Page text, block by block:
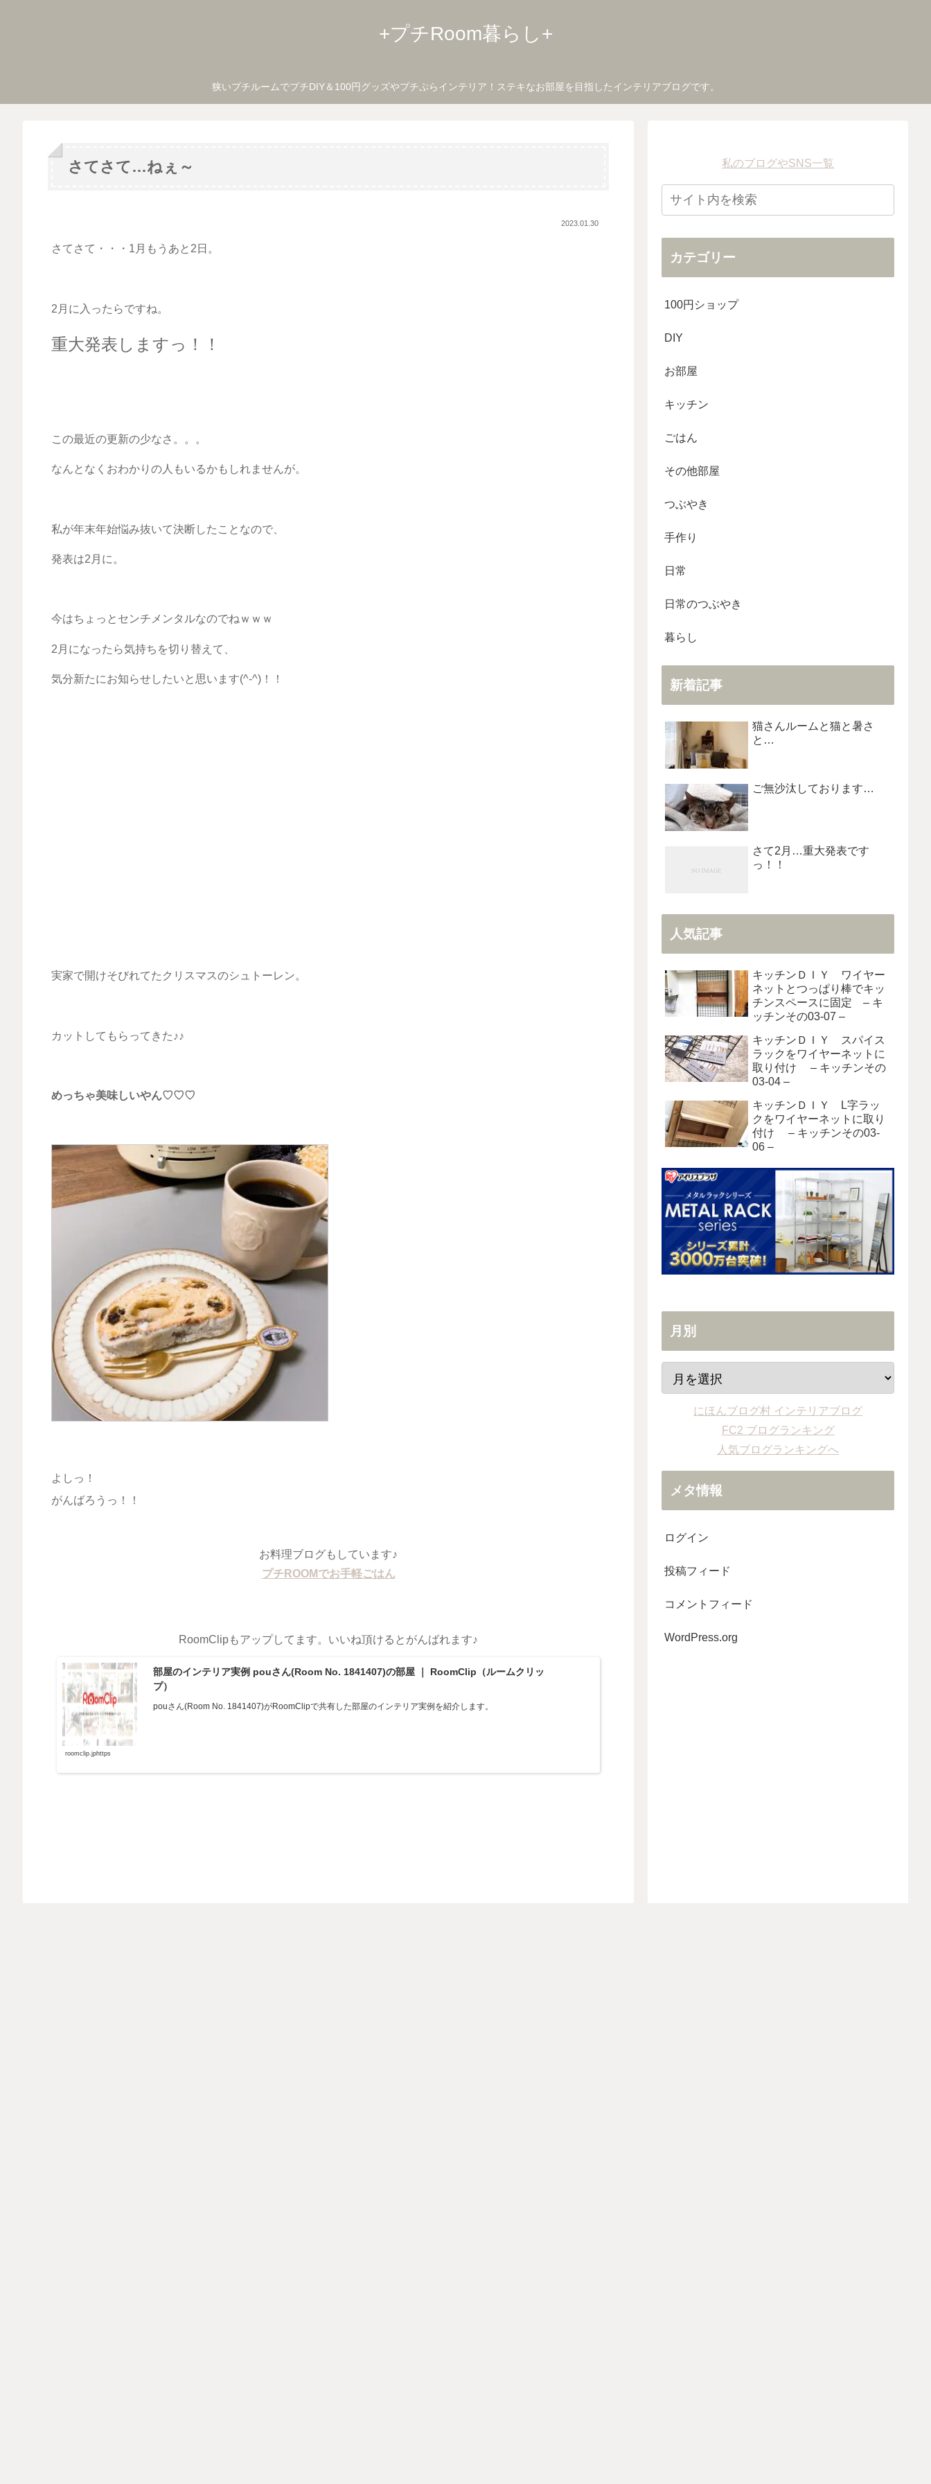
+プチRoom暮らし+
狭いプチルームでプチDIY＆100円グッズやプチぷらインテリア！ステキなお部屋を目指したインテリアブログです。
さてさて…ねぇ～
2023.01.30
さてさて・・・1月もうあと2日。
2月に入ったらですね。
重大発表しますっ！！
この最近の更新の少なさ。。。
なんとなくおわかりの人もいるかもしれませんが。
私が年末年始悩み抜いて決断したことなので、
発表は2月に。
今はちょっとセンチメンタルなのでねｗｗｗ
2月になったら気持ちを切り替えて、
気分新たにお知らせしたいと思います(^-^)！！
実家で開けそびれてたクリスマスのシュトーレン。
カットしてもらってきた♪♪
めっちゃ美味しいやん♡♡♡
よしっ！
がんばろうっ！！
お料理ブログもしています♪
プチROOMでお手軽ごはん
RoomClipもアップしてます。いいね頂けるとがんばれます♪
部屋のインテリア実例 pouさん(Room No. 1841407)の部屋 ｜ RoomClip（ルームクリッ
プ）
pouさん(Room No. 1841407)がRoomClipで共有した部屋のインテリア実例を紹介します。
roomclip.jphttps
私のブログやSNS一覧
カテゴリー
100円ショップ
DIY
お部屋
キッチン
ごはん
その他部屋
つぶやき
手作り
日常
日常のつぶやき
暮らし
新着記事
猫さんルームと猫と暑さ
と…
ご無沙汰しております…
さて2月…重大発表です
っ！！
人気記事
キッチンＤＩＹ ワイヤー
ネットとつっぱり棒でキッ
チンスペースに固定 – キ
ッチンその03-07 –
キッチンＤＩＹ スパイス
ラックをワイヤーネットに
取り付け – キッチンその
03-04 –
キッチンＤＩＹ L字ラッ
クをワイヤーネットに取り
付け – キッチンその03-
06 –
月別
にほんブログ村 インテリアブログ
FC2 ブログランキング
人気ブログランキングへ
メタ情報
ログイン
投稿フィード
コメントフィード
WordPress.org